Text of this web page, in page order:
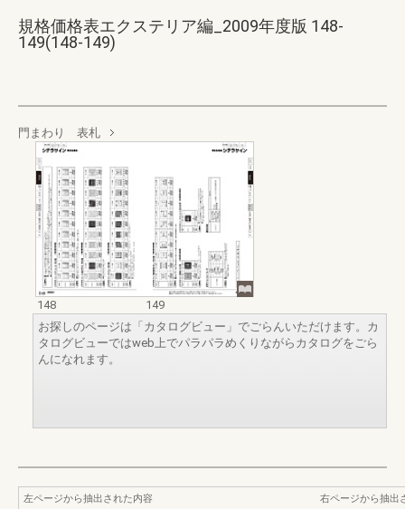
規格価格表エクステリア編_2009年度版 148-
149(148-149)
門まわり 表札
148
149
お探しのページは「カタログビュー」でごらんいただけます。カ
タログビューではweb上でパラパラめくりながらカタログをごら
んになれます。
左ページから抽出された内容
右ページから抽出